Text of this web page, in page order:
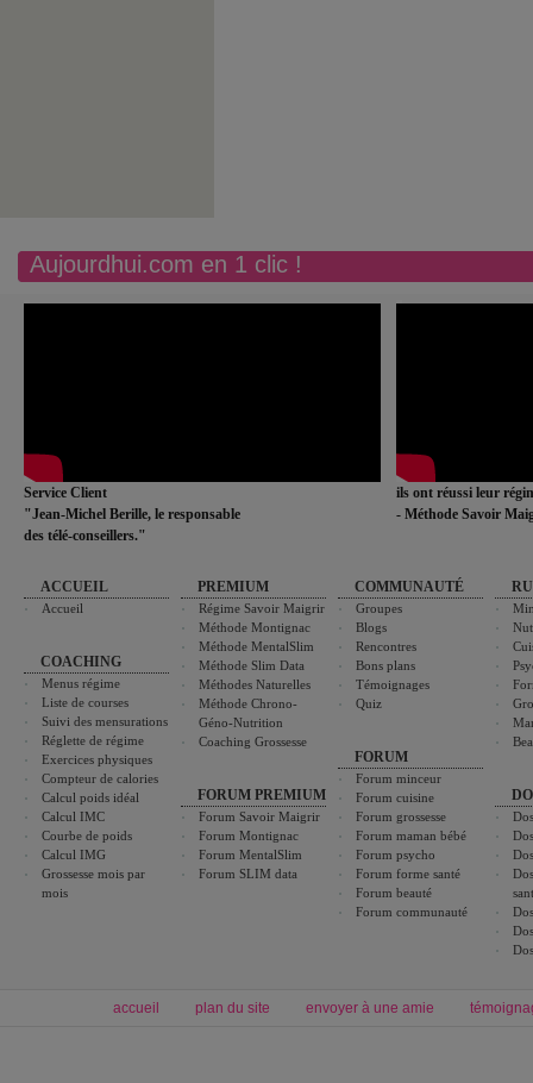
Aujourdhui.com en 1 clic !
Service Client
"Jean-Michel Berille, le responsable
des télé-conseillers."
ils ont réussi leur
- Méthode Savoir
ACCUEIL
Accueil
COACHING
Menus régime
Liste de courses
Suivi des mensurations
Réglette de régime
Exercices physiques
Compteur de calories
Calcul poids idéal
Calcul IMC
Courbe de poids
Calcul IMG
Grossesse mois par
mois
PREMIUM
Régime Savoir Maigrir
Méthode Montignac
Méthode MentalSlim
Méthode Slim Data
Méthodes Naturelles
Méthode Chrono-
Géno-Nutrition
Coaching Grossesse
FORUM PREMIUM
Forum Savoir Maigrir
Forum Montignac
Forum MentalSlim
Forum SLIM data
COMMUNAUTÉ
Groupes
Blogs
Rencontres
Bons plans
Témoignages
Quiz
FORUM
Forum minceur
Forum cuisine
Forum grossesse
Forum maman bébé
Forum psycho
Forum forme santé
Forum beauté
Forum communauté
accueil plan du site envoyer à une amie